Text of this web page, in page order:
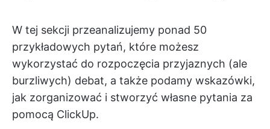
W tej sekcji przeanalizujemy ponad 50
przykładowych pytań, które możesz
wykorzystać do rozpoczęcia przyjaznych (ale
burzliwych) debat, a także podamy wskazówki,
jak zorganizować i stworzyć własne pytania za
pomocą ClickUp.